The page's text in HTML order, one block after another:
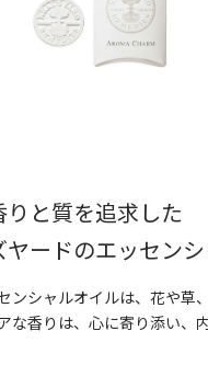
と質を追求した
ヤードのエッセン
ンシャルオイルは、花や草
な香りは、心に寄り添い、